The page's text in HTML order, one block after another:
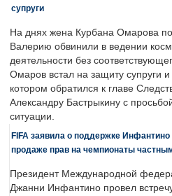
супруги
На днях жена Курбана Омарова
Валерию обвинили в ведении
деятельности без
Омаров встал на защиту супруги
котором обратился к главе
Александру Бастрыкину с
ситуации.
FIFA заявила о поддержке Инфантино
продаже прав на чемпионаты
Президент Международной
Джанни Инфантино провел